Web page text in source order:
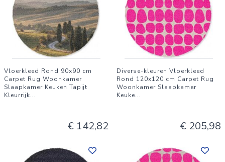
Vloerkleed Rond 90x90 cm
Carpet Rug Woonkamer
Slaapkamer Keuken Tapijt
Kleurrijk...
€ 142,82
Diverse-kleuren Vloerkleed
Rond 120x120 cm Carpet Rug
Woonkamer Slaapkamer
Keuke...
€ 205,98